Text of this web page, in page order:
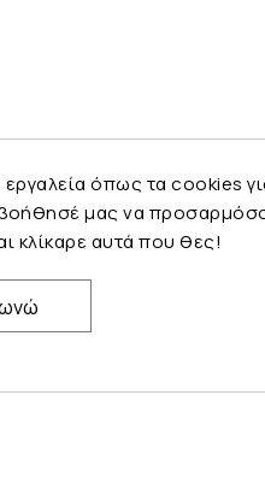
όπως τα cookies
βοήθησέ μας να
κλίκαρε αυτά που θες!